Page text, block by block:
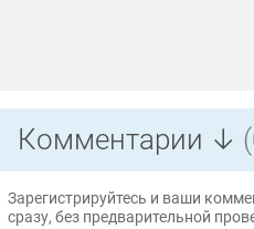
Комментарии ↓
Зарегистрируйтесь и ваши
сразу, без предварительной